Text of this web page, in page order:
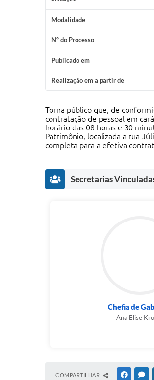
Modalidade
Nº do Processo
Publicado em
Realização em a partir de
Torna público que, de
contratação de pessoal em
horário das 08 horas e 30
Patrimônio, localizada a rua
completa para a efetiva
Secretarias
Chefia de
Ana Elise
COMPARTILHAR